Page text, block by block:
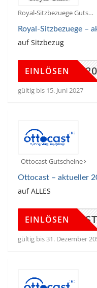
Royal-Sitzbezuege Gutscheine
Royal-Sitzbezuege –
auf Sitzbezug
EINLÖSEN
gültig bis 15. Juni 2027
Ottocast Gutscheine
Ottocast – aktueller
auf ALLES
EINLÖSEN
gültig bis 31. Dezember